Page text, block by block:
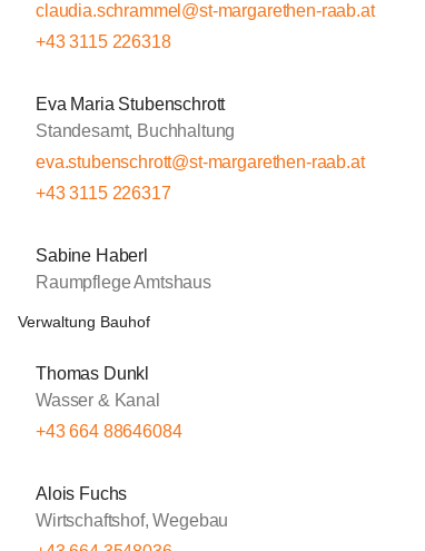
claudia.schrammel@st-margarethen-raab.at
+43 3115 226318
Eva Maria Stubenschrott
Standesamt, Buchhaltung
eva.stubenschrott@st-margarethen-raab.at
+43 3115 226317
Sabine Haberl
Raumpflege Amtshaus
Verwaltung Bauhof
Thomas Dunkl
Wasser & Kanal
+43 664 88646084
Alois Fuchs
Wirtschaftshof, Wegebau